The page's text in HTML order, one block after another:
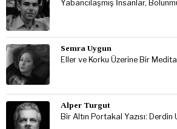
Yabancılaşmış İnsanlar,
Semra Uygun
Eller ve Korku Üzerine Bir
Alper Turgut
Bir Altın Portakal Yazısı: Derdin